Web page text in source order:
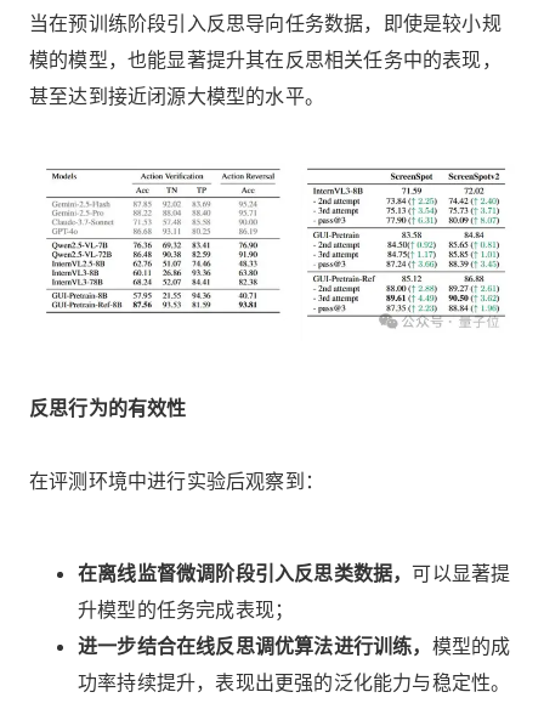
当在预训练阶段引入反思导向任务数据，即使是较小规
模的模型，也能显著提升其在反思相关任务中的表现，
甚至达到接近闭源大模型的水平。
反思行为的有效性
在评测环境中进行实验后观察到：
在离线监督微调阶段引入反思类数据， 可以显著提
升模型的任务完成表现；
进一步结合在线反思调优算法进行训练， 模型的成
功率持续提升，表现出更强的泛化能力与稳定性。